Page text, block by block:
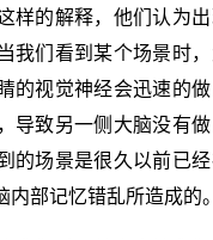
样的解释，他们认为
我们看到某个场景时
的视觉神经会迅速的
导致另一侧大脑没有
的场景是很久以前已
部记忆错乱所造成的。